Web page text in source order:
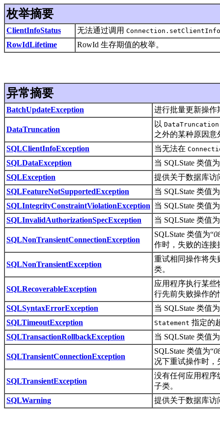
枚举摘要
ClientInfoStatus 无法通过调用 Connection.setClientInfo
RowIdLifetime RowId 生存期值的枚举。
异常摘要
BatchUpdateException 进行批量更新操
DataTruncation
以 DataTruncation
之外的某种原因
SQLClientInfoException
当无法在
SQLDataException
当 SQLState 类值
SQLException
提供关于数据库访
SQLFeatureNotSupportedException
当 SQLState 类值
SQLIntegrityConstraintViolationException 当 SQLState 类值
SQLInvalidAuthorizationSpecException
当 SQLState 类值
SQLNonTransientConnectionException
SQLState 类值为“
作时，失败的连接
SQLNonTransientException
重试相同操作将
类。
SQLRecoverableException
应用程序执行某
行先前失败操作
SQLSyntaxErrorException
当 SQLState 类值
SQLTimeoutException
Statement 指定的
SQLTransactionRollbackException
当 SQLState 类值
SQLTransientConnectionException
SQLState 类值为“
况下重试操作时，
SQLTransientException
没有任何应用程
子类。
SQLWarning
提供关于数据库访